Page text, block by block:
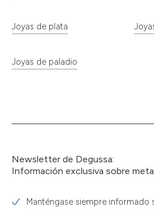
Joyas de plata
Joyas de paladio
Newsletter de Degussa:
Información exclusiva sobre
Manténgase siempre informado